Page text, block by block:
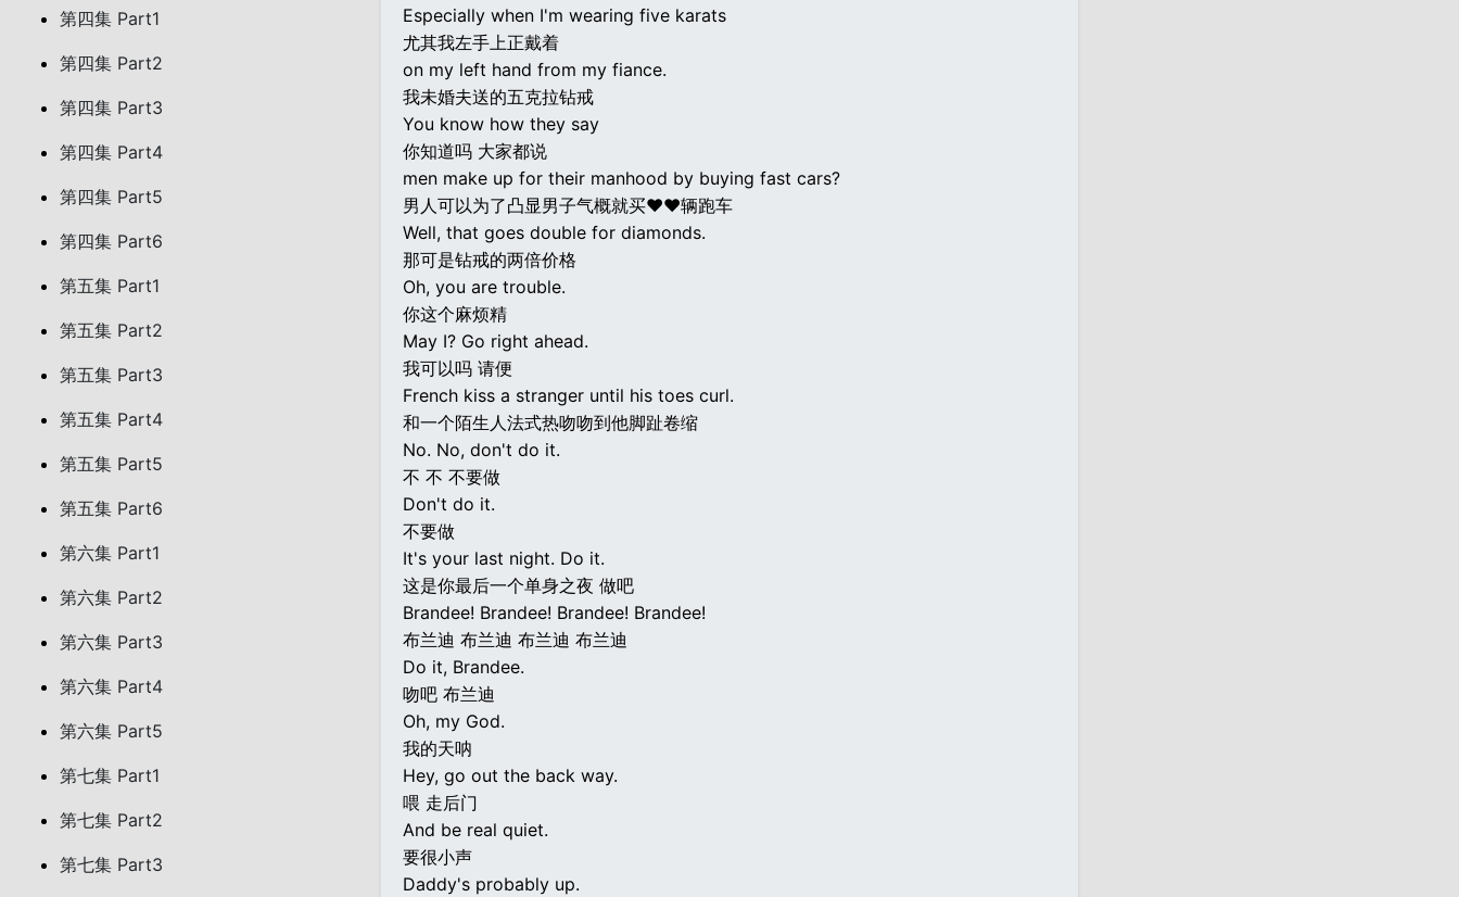
第四集 Part1
第四集 Part2
第四集 Part3
第四集 Part4
第四集 Part5
第四集 Part6
第五集 Part1
第五集 Part2
第五集 Part3
第五集 Part4
第五集 Part5
第五集 Part6
第六集 Part1
第六集 Part2
第六集 Part3
第六集 Part4
第六集 Part5
第七集 Part1
第七集 Part2
第七集 Part3
Especially when I'm wearing five karats
尤其我左手上正戴着
on my left hand from my fiance.
我未婚夫送的五克拉钻戒
You know how they say
你知道吗 大家都说
men make up for their manhood by buying fast cars?
男人可以为了凸显男子气概就买♥♥辆跑车
Well, that goes double for diamonds.
那可是钻戒的两倍价格
Oh, you are trouble.
你这个麻烦精
May I? Go right ahead.
我可以吗 请便
French kiss a stranger until his toes curl.
和一个陌生人法式热吻吻到他脚趾卷缩
No. No, don't do it.
不 不 不要做
Don't do it.
不要做
It's your last night. Do it.
这是你最后一个单身之夜 做吧
Brandee! Brandee! Brandee! Brandee!
布兰迪 布兰迪 布兰迪 布兰迪
Do it, Brandee.
吻吧 布兰迪
Oh, my God.
我的天呐
Hey, go out the back way.
喂 走后门
And be real quiet.
要很小声
Daddy's probably up.